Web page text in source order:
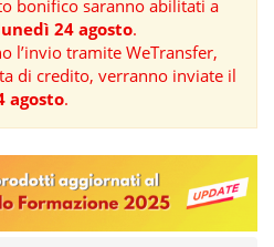
bonifico saranno abilitati a
24 agosto.
l’invio tramite WeTransfer,
di credito, verranno inviate il
agosto.